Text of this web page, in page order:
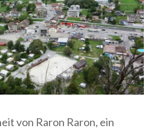
von Raron Raron, ein